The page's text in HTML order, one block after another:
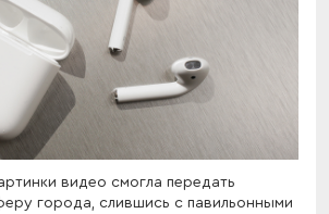
видео смогла передать
города, слившись с павильонными